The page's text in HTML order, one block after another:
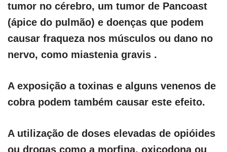
tumor no cérebro, um tumor de Pancoast
(ápice do pulmão) e doenças que podem
causar fraqueza nos músculos ou dano no
nervo, como miastenia gravis .
A exposição a toxinas e alguns venenos de
cobra podem também causar este efeito.
A utilização de doses elevadas de opióides
ou drogas como a morfina, oxicodona ou